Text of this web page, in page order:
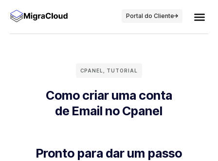
Portal do Cliente
CPANEL TUTORIAL
Como criar uma conta
de Email no Cpanel
Pronto para dar um passo